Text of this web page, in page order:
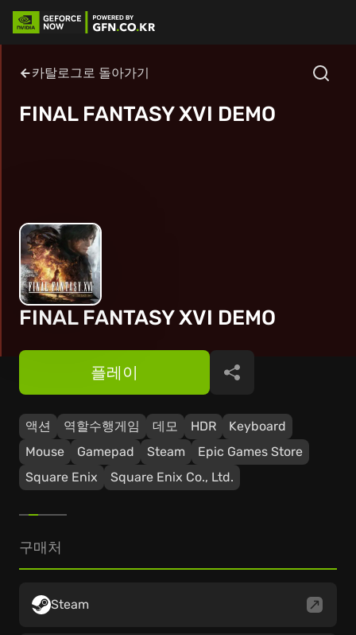
카탈로그로 돌아가기
FINAL FANTASY XVI DEMO
FINAL FANTASY XVI DEMO
액션 역할수행게임 데모 HDR
Keyboard
Mouse
Gamepad Steam
Epic Games Store
Square Enix
Square Enix Co., Ltd.
플레이 공유
구매처
Steam